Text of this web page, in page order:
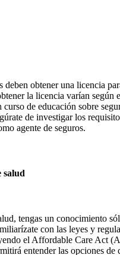
deben obtener una licencia
la licencia varían según
de educación sobre
de investigar los
agente de seguros.
salud
tengas un conocimiento
con las leyes y
el Affordable Care Act
entender las opciones de